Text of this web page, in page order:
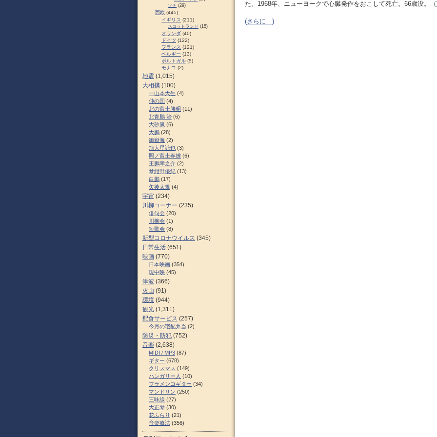
た。1968年、ニューヨークで心臓発作をおこして死亡。66歳没。（
(さらに…)
ソチ (29)
西欧 (445)
イギリス (211)
スコットランド (15)
オランダ (40)
ドイツ (122)
フランス (121)
ベルギー (13)
ポルトガル (5)
モナコ (2)
地震 (1,015)
大相撲 (100)
一山本大生 (4)
仲の国 (4)
北の富士勝昭 (11)
北青鵬 治 (6)
大砂嵐 (6)
大鵬 (28)
御嶽海 (2)
旭大星託也 (3)
照ノ富士春雄 (6)
王鵬幸之介 (2)
琴紺野優紀 (13)
白鵬 (17)
矢後太規 (4)
宇宙 (234)
川柳コーナー (235)
俳句会 (20)
川柳会 (1)
短歌会 (8)
新型コロナウイルス (345)
日常生活 (651)
映画 (770)
日本映画 (354)
現中映 (45)
津波 (366)
火山 (91)
環境 (944)
観光 (1,311)
配食サービス (257)
今月の宅配弁当 (2)
防災・防犯 (752)
音楽 (2,638)
MIDI / MP3 (87)
ギター (678)
クリスマス (149)
ハンガリー人 (10)
フラメンコギター (34)
マンドリン (250)
三味線 (27)
大正琴 (30)
花ふらり (21)
音楽療法 (356)